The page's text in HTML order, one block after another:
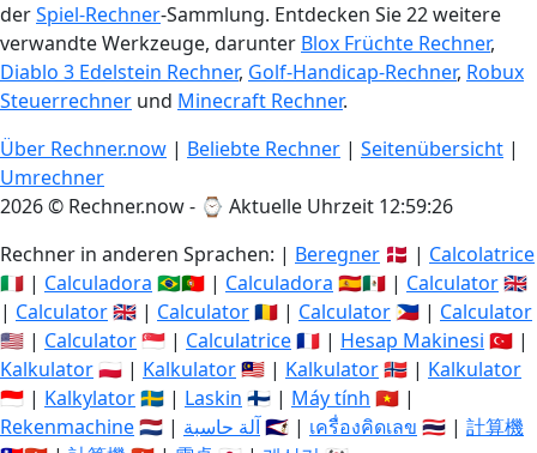
derSpiel-Rechner-Sammlung. Entdecken Sie 22 weitere
verwandte Werkzeuge, darunter Blox Früchte Rechner,
Diablo 3 Edelstein Rechner, Golf-Handicap-Rechner, Robux
Steuerrechner und Minecraft Rechner.
Über Rechner.now | Beliebte Rechner | Seitenübersicht |
Umrechner
2026 © Rechner.now - ⌚ Aktuelle Uhrzeit 12:59:27
Rechner in anderen Sprachen: | Beregner 🇩🇰 | Calcolatrice
🇮🇹 | Calculadora 🇧🇷🇵🇹 | Calculadora 🇪🇸🇲🇽 | Calculator🇬🇧
| Calculator🇬🇧 | Calculator🇷🇴 | Calculator 🇵🇭 | Calculator
🇺🇸 | Calculator🇸🇬 | Calculatrice🇫🇷 | Hesap Makinesi 🇹🇷 |
Kalkulator🇵🇱 | Kalkulator🇲🇾 | Kalkulator🇳🇴 | Kalkulator
🇮🇩 | Kalkylator🇸🇪 | Laskin 🇫🇮 | Máy tính 🇻🇳 |
Rekenmachine🇳🇱 | آلة حاسبة🇸🇦 | เครื่องคิดเลข 🇹🇭 | 計算機